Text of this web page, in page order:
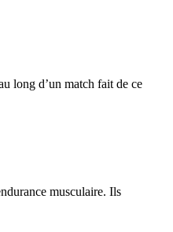
long d’un match fait de ce
musculaire. Ils